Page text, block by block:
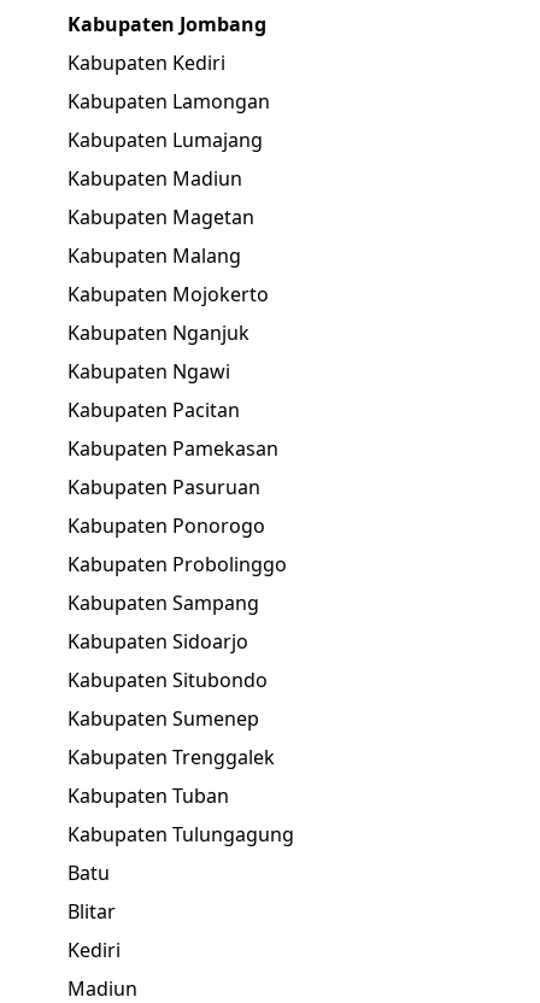
Kabupaten Jombang
Kabupaten Kediri
Kabupaten Lamongan
Kabupaten Lumajang
Kabupaten Madiun
Kabupaten Magetan
Kabupaten Malang
Kabupaten Mojokerto
Kabupaten Nganjuk
Kabupaten Ngawi
Kabupaten Pacitan
Kabupaten Pamekasan
Kabupaten Pasuruan
Kabupaten Ponorogo
Kabupaten Probolinggo
Kabupaten Sampang
Kabupaten Sidoarjo
Kabupaten Situbondo
Kabupaten Sumenep
Kabupaten Trenggalek
Kabupaten Tuban
Kabupaten Tulungagung
Batu
Blitar
Kediri
Madiun